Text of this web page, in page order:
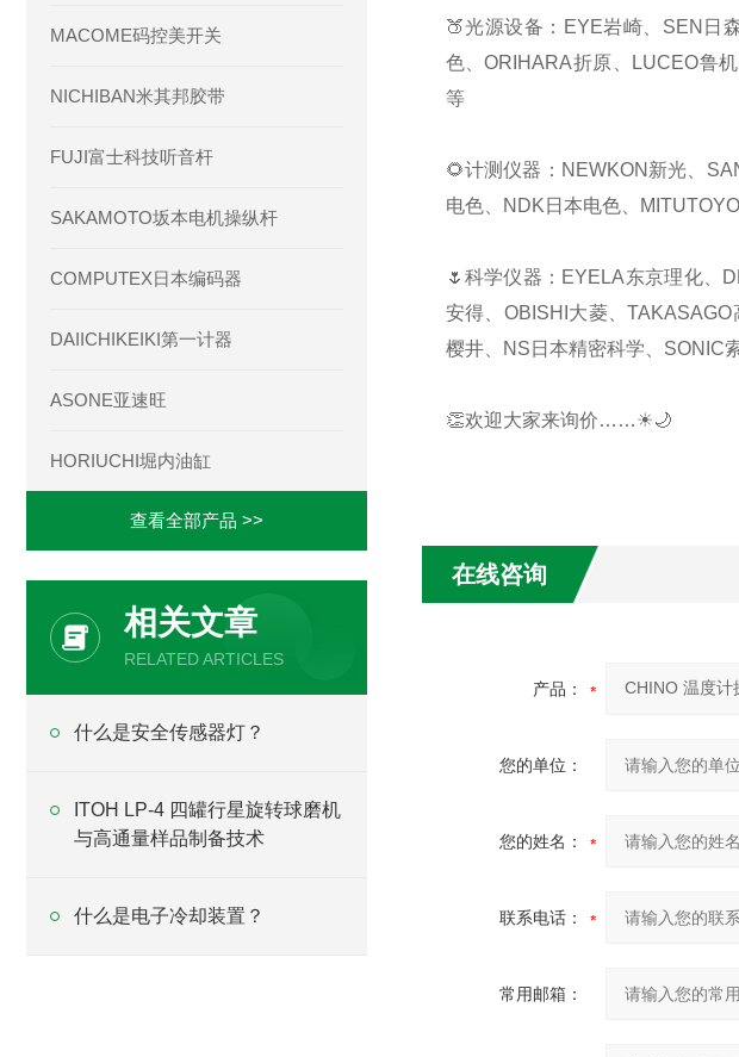
🍑光源设备：EYE岩崎、SEN日
色、ORIHARA折原、LUCEO鲁
等
🌻计测仪器：NEWKON新光、
电色、NDK日本电色、
🌷科学仪器：EYELA东京理化、
安得、OBISHI大菱、
樱井、NS日本精密科学、SONIC
👏欢迎大家来询价……☀🌙
在线咨询
产品：
您的单位：
您的姓名：
联系电话：
常用邮箱：
MACOME码控美开关
NICHIBAN米其邦胶带
FUJI富士科技听音杆
SAKAMOTO坂本电机操纵杆
COMPUTEX日本编码器
DAIICHIKEIKI第一计器
ASONE亚速旺
HORIUCHI堀内油缸
查看全部产品 >>
相关文章
RELATED ARTICLES
什么是安全传感器灯？
ITOH LP-4 四罐行星旋转球磨机
与高通量样品制备技术
什么是电子冷却装置？